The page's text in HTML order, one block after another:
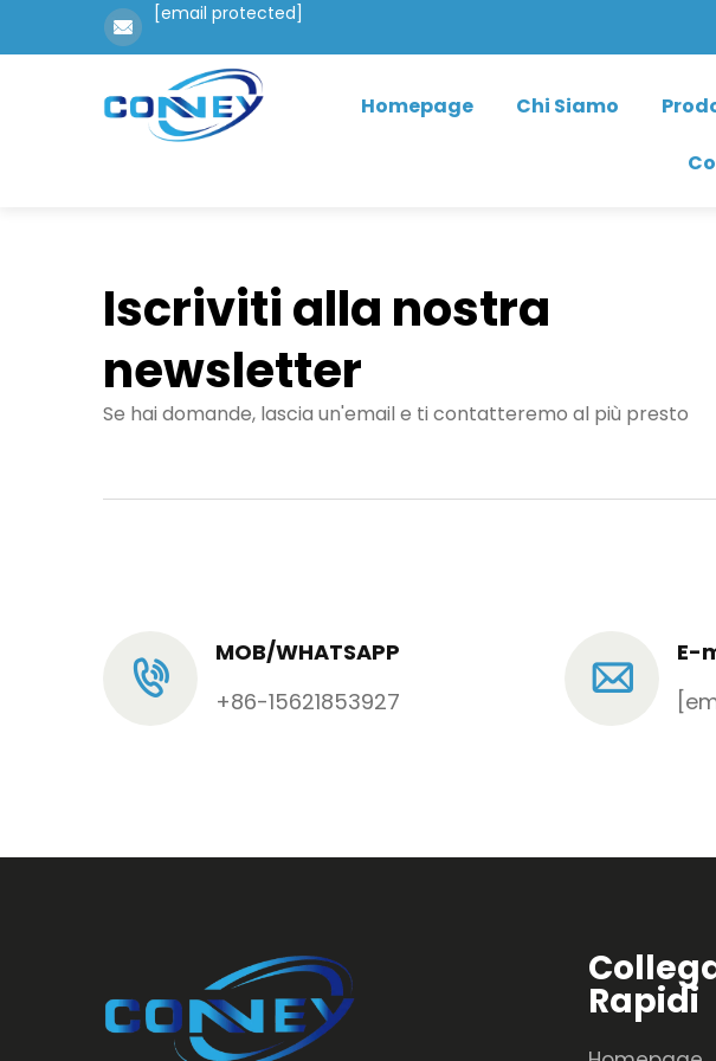
[email protected]
Homepage Chi Siamo
Iscriviti alla nostra
newsletter
Se hai domande, lascia un'email e ti contatteremo al più presto
MOB/WHATSAPP
+86-15621853927
E-
Rapidi